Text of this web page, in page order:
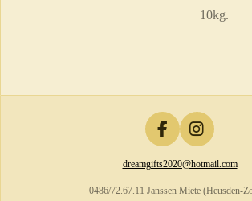
10kg.
F
a
c
b
I
n
s
a
dreamgifts2020@hotmail.com
0486/72.67.11 Janssen Miete (Heusden-